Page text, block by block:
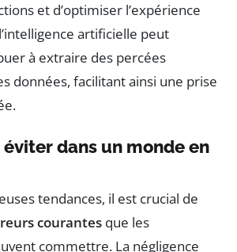
et d’optimiser l’expérience
artificielle peut
à extraire des percées
données, facilitant ainsi une prise
dans un monde en
tendances, il est crucial de
courantes que les
commettre. La négligence